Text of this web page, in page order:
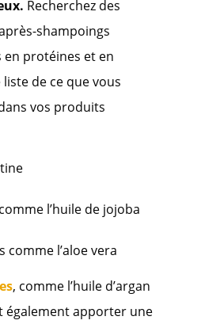
Recherchez des
shampoings
protéines et en
de ce que vous
vos produits
l’huile de jojoba
comme l’aloe vera
, comme l’huile d’argan
également apporter une